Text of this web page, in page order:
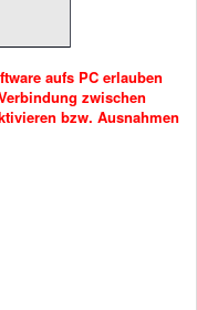
aufs PC erlauben
zwischen
bzw. Ausnahmen